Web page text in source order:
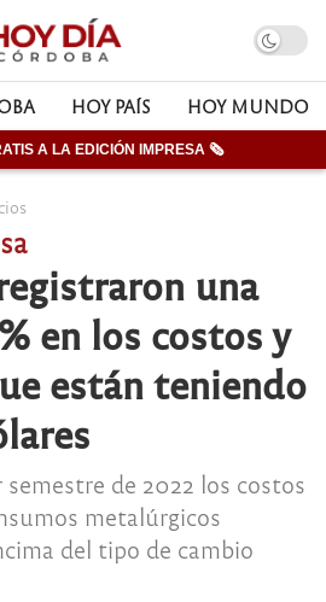
HOY PAÍS HOY MUNDO
A LA EDICIÓN IMPRESA 🗞
una
en los costos y
están teniendo
de 2022 los costos
metalúrgicos
del tipo de cambio